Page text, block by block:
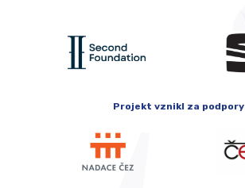
Projekt vznikl za podpory